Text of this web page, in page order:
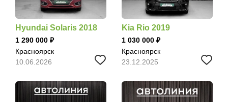
Hyundai Solaris 2018
1 290 000
Красноярск
10.06.2026
Kia Rio 2019
1 030 000
Красноярск
23.12.2025